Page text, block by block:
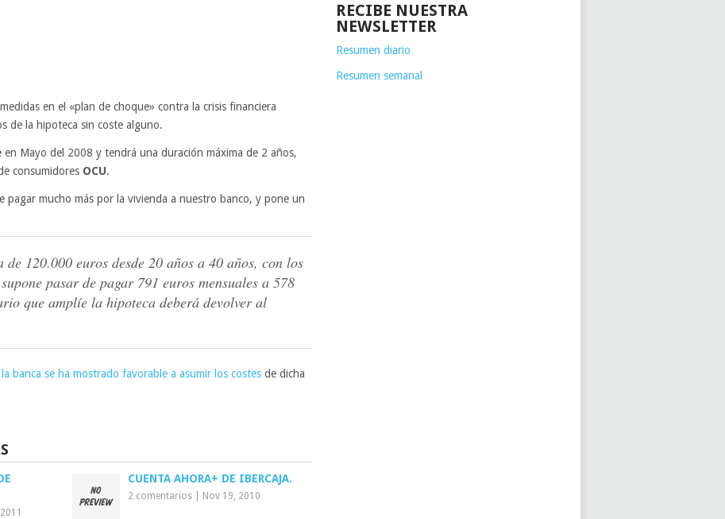
en el «plan de choque» contra la crisis financiera
de la hipoteca sin coste alguno.
en Mayo del 2008 y tendrá una duración máxima de 2 años,
consumidores OCU.
pagar mucho más por la vivienda a nuestro banco, y pone un
120.000 euros desde 20 años a 40 años, con los
pasar de pagar 791 euros mensuales a 578
que amplíe la hipoteca deberá devolver al
la banca se ha mostrado favorable a asumir los costes de dicha
CUENTA AHORA+ DE IBERCAJA.
2 comentarios Nov 19, 2010
RECIBE NUESTRA
NEWSLETTER
Resumen diario
Resumen semanal